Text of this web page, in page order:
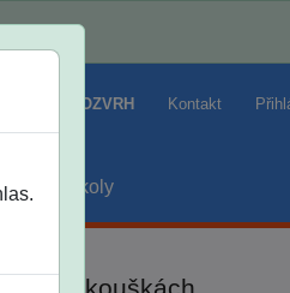
ROZVRH Kontakt
školy
zkouškách